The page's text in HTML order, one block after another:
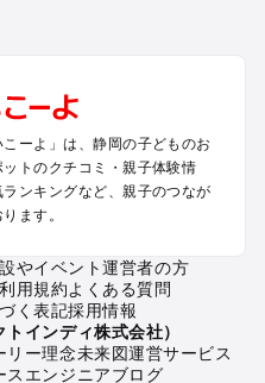
ールお出かけ
お出かけ
け
出かけ
ーよ」は、静岡の子どものお
トのクチコミ・親子体験情
ンキングなど、親子のつなが
ます。
やイベント運営者の方
利用規約よくある質問
く表記採用情報
インディ株式会社）
リー理念未来図運営サービス
ス エンジニアブログ